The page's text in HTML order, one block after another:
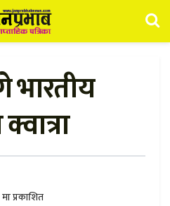
प्रकाशित